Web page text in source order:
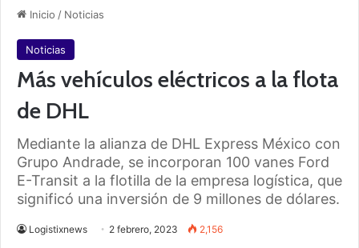
Inicio / Noticias
Noticias
Más vehículos eléctricos a la flota
de DHL
Mediante la alianza de DHL Express México con
Grupo Andrade, se incorporan 100 vanes Ford
E-Transit a la flotilla de la empresa logística, que
significó una inversión de 9 millones de dólares.
Logistixnews 2 febrero, 2023 2,156